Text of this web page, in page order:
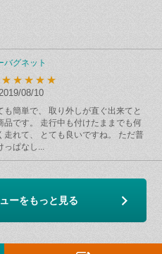
バグネット
★★★★★
08/10
も簡単で、 取り外しが直ぐ出来てと
品です。 走行中も付けたままでも何
走れて、 とても良いですね。 ただ普
っぱなし...
ーをもっと見る